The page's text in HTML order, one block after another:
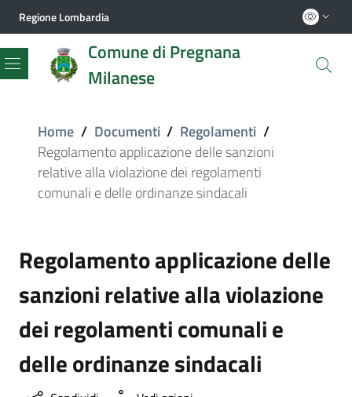
Regione Lombardia
Comune di Pregnana
Milanese
Menu
Home / Documenti / Regolamenti /
Regolamento applicazione delle sanzioni
relative alla violazione dei regolamenti
comunali e delle ordinanze sindacali
Regolamento applicazione delle
sanzioni relative alla violazione
dei regolamenti comunali e
delle ordinanze sindacali